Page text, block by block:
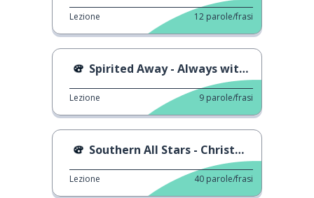
Lezione 12 parole/frasi
Spirited Away - Always with Me
Lezione 9 parole/frasi
Southern All Stars - Christmas Love
Lezione 40 parole/frasi